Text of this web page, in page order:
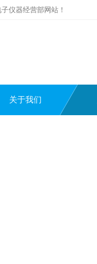
仪器经营部网站！
关于我们